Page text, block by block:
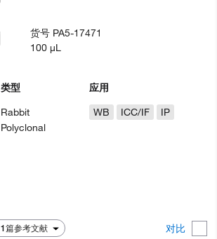
1篇参考文献 对比
类型
Rabbit
Polyclonal
应用
WB
ICC/IF IP
货号 PA5-17471
100 µL